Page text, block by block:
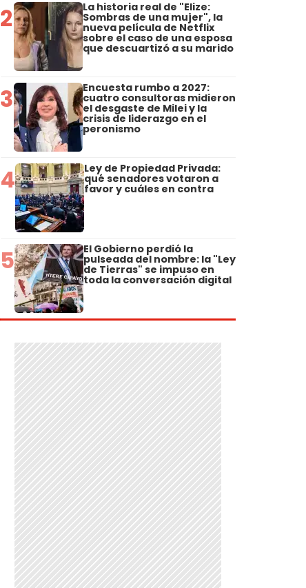
2 La historia real de "Elize:
Sombras de una mujer", la
nueva película de Netflix
sobre el caso de una esposa
que descuartizó a su marido
3 Encuesta rumbo a 2027:
cuatro consultoras midieron
el desgaste de Milei y la
crisis de liderazgo en el
peronismo
4 Ley de Propiedad Privada:
qué senadores votaron a
favor y cuáles en contra
5 El Gobierno perdió la
pulseada del nombre: la "Ley
de Tierras" se impuso en
toda la conversación digital